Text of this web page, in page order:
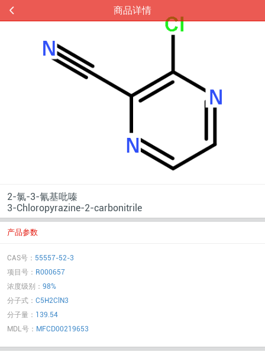
商品详情
2-氯-3-氰基吡嗪
3-Chloropyrazine-2-carbonitrile
产品参数
CAS号： 55557-52-3
项目号： R000657
浓度级别： 98%
分子式： C5H2ClN3
分子量： 139.54
MDL号： MFCD00219653